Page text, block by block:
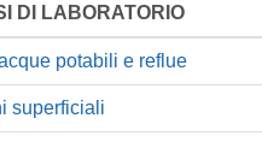
DI LABORATORIO
potabili e reflue
superficiali